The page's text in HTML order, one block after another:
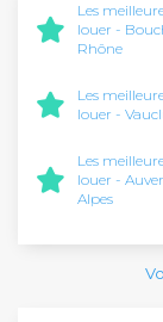
Les
louer -
Rhône
Les
louer -
Les
louer -
Alpes